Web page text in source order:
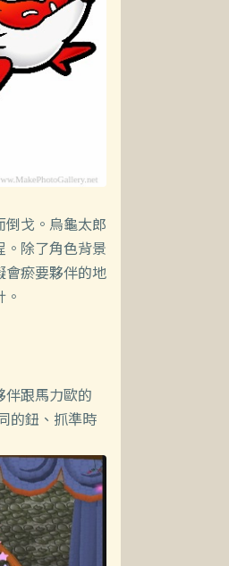
戈。烏龜太郎
除了角色背景
會瘀要夥伴的地
跟馬力歐的
的鈕、抓準時